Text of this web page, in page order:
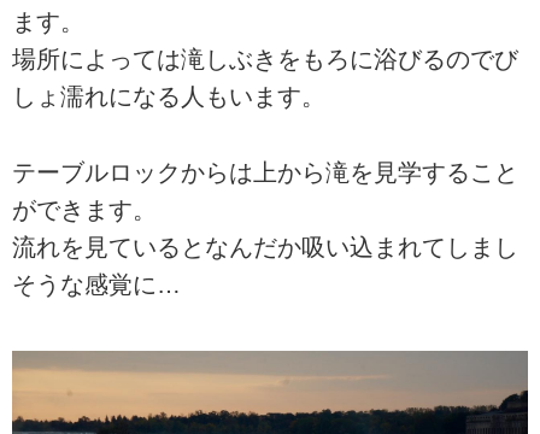
ます。
場所によっては滝しぶきをもろに浴びるのでび
しょ濡れになる人もいます。
テーブルロックからは上から滝を見学すること
ができます。
流れを見ているとなんだか吸い込まれてしまし
そうな感覚に…